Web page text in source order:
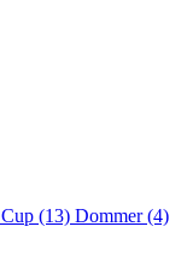
Cup (13) Dommer (4)